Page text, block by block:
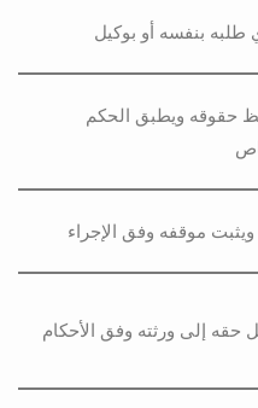
طلبه بنفسه أو بوكيل
حقوقه ويطبق الحكم
ويثبت موقفه وفق الإجراء
حقه إلى ورثته وفق الأحكام